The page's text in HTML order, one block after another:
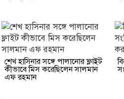
শেখ হাসিনার সঙ্গে পালানোর ফ্লাইট
কীভাবে মিস করেছিলেন সালমান
এফ রহমান